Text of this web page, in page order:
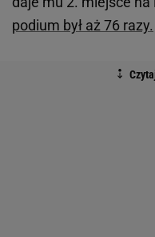
podium był aż 76 razy.